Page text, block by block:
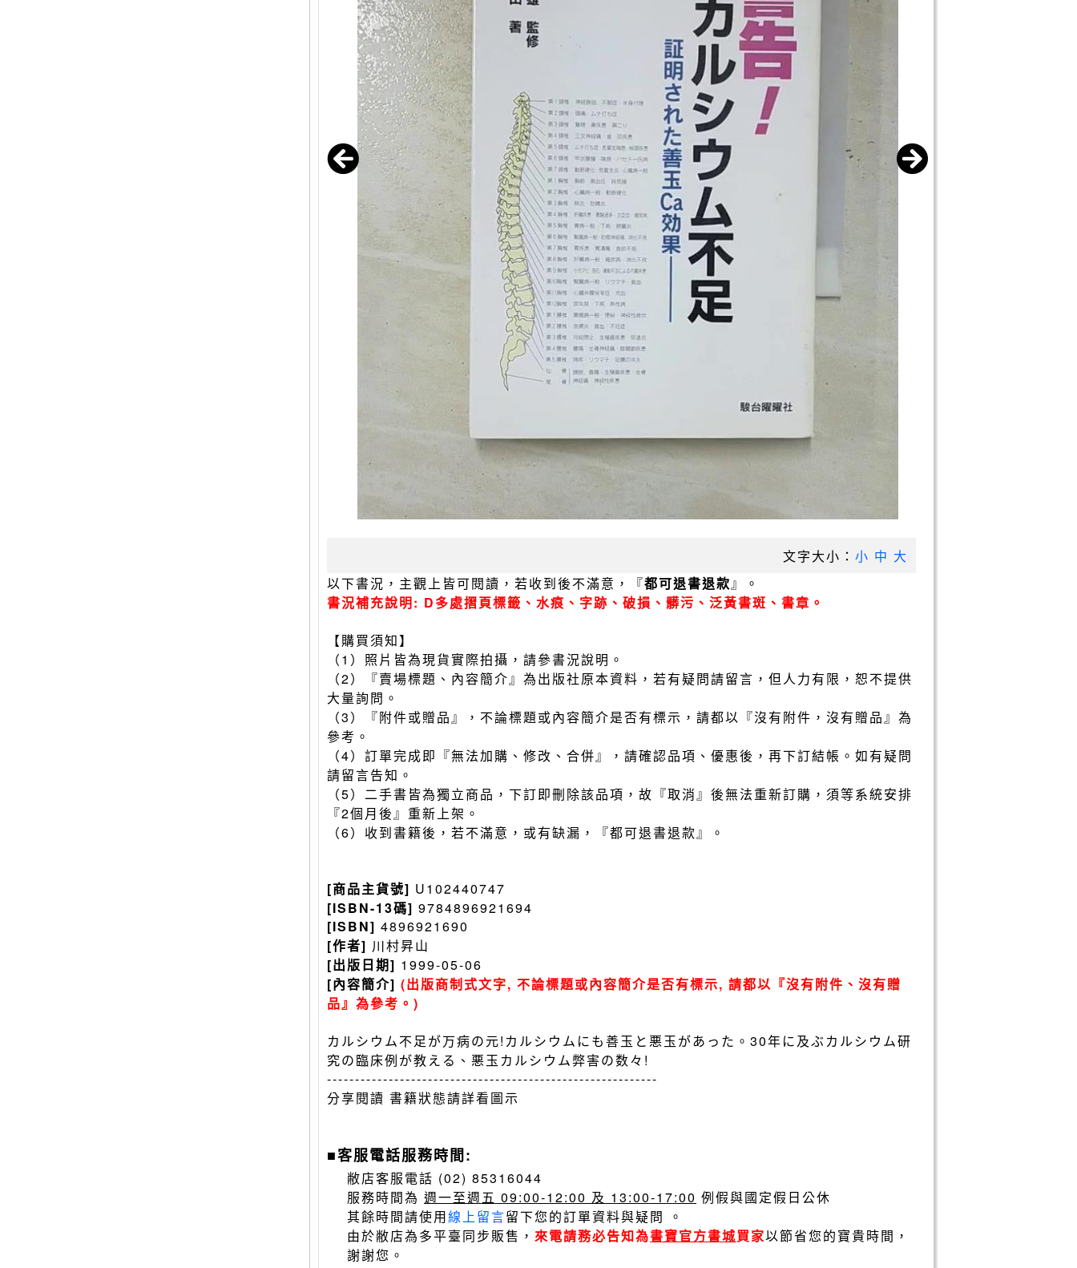
文字大小： 小 中 大
以下書況，主觀上皆可閱讀，若收到後不滿意，『都可退書退款』。
書況補充說明: D多處摺頁標籤、水痕、字跡、破損、髒污、泛黃書斑、書章。
【購買須知】
（1）照片皆為現貨實際拍攝，請參書況說明。
（2）『賣場標題、內容簡介』為出版社原本資料，若有疑問請留言，但人力有限，恕不提供
大量詢問。
（3）『附件或贈品』，不論標題或內容簡介是否有標示，請都以『沒有附件，沒有贈品』為
參考。
（4）訂單完成即『無法加購、修改、合併』，請確認品項、優惠後，再下訂結帳。如有疑問
請留言告知。
（5）二手書皆為獨立商品，下訂即刪除該品項，故『取消』後無法重新訂購，須等系統安排
『2個月後』重新上架。
（6）收到書籍後，若不滿意，或有缺漏，『都可退書退款』。
[商品主貨號] U102440747
[ISBN-13碼] 9784896921694
[ISBN] 4896921690
[作者] 川村昇山
[出版日期] 1999-05-06
[內容簡介] (出版商制式文字, 不論標題或內容簡介是否有標示, 請都以『沒有附件、沒有贈
品』為參考。)
カルシウム不足が万病の元!カルシウムにも善玉と悪玉があった。30年に及ぶカルシウム研
究の臨床例が教える、悪玉カルシウム弊害の数々!
-----------------------------------------------------------
分享閱讀 書籍狀態請詳看圖示
■客服電話服務時間:
敝店客服電話 (02) 85316044
服務時間為 週一至週五 09:00-12:00 及 13:00-17:00 例假與國定假日公休
其餘時間請使用線上留言留下您的訂單資料與疑問 。
由於敝店為多平臺同步販售， 來電請務必告知為書寶官方書城買家以節省您的寶貴時間，
謝謝您。